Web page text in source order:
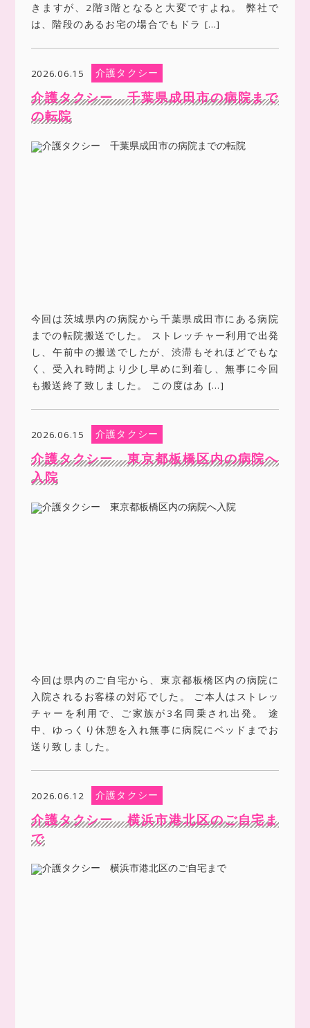
きますが、2階3階となると大変ですよね。 弊社で
は、階段のあるお宅の場合でもドラ […]
2026.06.15 介護タクシー
介護タクシー 千葉県成田市の病院まで
の転院
今回は茨城県内の病院から千葉県成田市にある病院
までの転院搬送でした。 ストレッチャー利用で出発
し、午前中の搬送でしたが、渋滞もそれほどでもな
く、受入れ時間より少し早めに到着し、無事に今回
も搬送終了致しました。 この度はあ […]
2026.06.15 介護タクシー
介護タクシー 東京都板橋区内の病院へ
入院
今回は県内のご自宅から、東京都板橋区内の病院に
入院されるお客様の対応でした。 ご本人はストレッ
チャーを利用で、ご家族が3名同乗され出発。 途
中、ゆっくり休憩を入れ無事に病院にベッドまでお
送り致しました。
2026.06.12 介護タクシー
介護タクシー 横浜市港北区のご自宅ま
で